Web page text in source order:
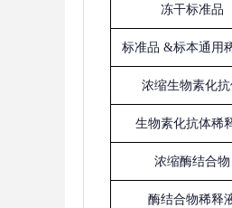
冻干标准品
标准品 &标本通用
浓缩生物素化抗
生物素化抗体稀
浓缩酶结合物
酶结合物稀释